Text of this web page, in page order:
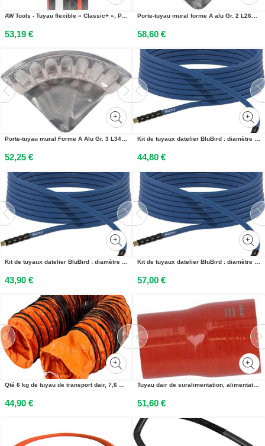
AW Tools - Tuyau flexible « Classic+ », PVC AW3506 (20 m x 2,54 cm) (noir)
53,19 €
Porte-tuyau mural forme A alu Gr. 2 L266xP108mm
58,60 €
Porte-tuyau mural Forme A Alu Gr. 3 L348xP144mm
52,25 €
Kit de tuyaux datelier BluBird : diamètre intérieur 13 mm, diamètre extérieur 20 mm, longueur 5 m, raccord en laiton G1/2
44,80 €
Kit de tuyaux datelier BluBird : diamètre intérieur 6 mm, diamètre extérieur 12 mm, longueur 10 m, raccord en laiton G1/4
43,90 €
Kit de tuyaux datelier BluBird : diamètre intérieur 9,5 mm, diamètre extérieur 15,5 mm, longueur 10 m, raccord en laiton G3/8
57,00 €
Qté 6 kg de tuyau de transport dair, 7,6 m de tuyau dair chaud, -20 ~ 180 ° tuyau de ventilation, 35 * 34 * 26 cm de tuyau de chantier
44,90 €
Tuyau dair de suralimentation, alimentation en air optimale NRF adapté pour MERCEDES-BENZ AXOR
51,60 €